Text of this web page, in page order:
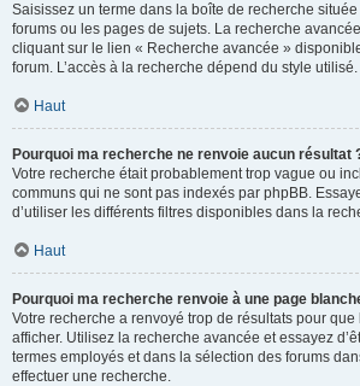
Saisissez un terme dans la boîte de recherche
forums ou les pages de sujets. La recherche
cliquant sur le lien « Recherche avancée »
forum. L’accès à la recherche dépend du style utilisé.
Haut
Pourquoi ma recherche ne renvoie aucun résultat
Votre recherche était probablement trop vague ou
communs qui ne sont pas indexés par phpBB.
d’utiliser les différents filtres disponibles dans la
Haut
Pourquoi ma recherche renvoie à une page
Votre recherche a renvoyé trop de résultats pour
afficher. Utilisez la recherche avancée et essayez
termes employés et dans la sélection des forums
effectuer une recherche.